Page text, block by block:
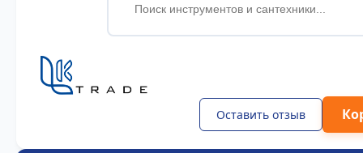
Оставить отзыв